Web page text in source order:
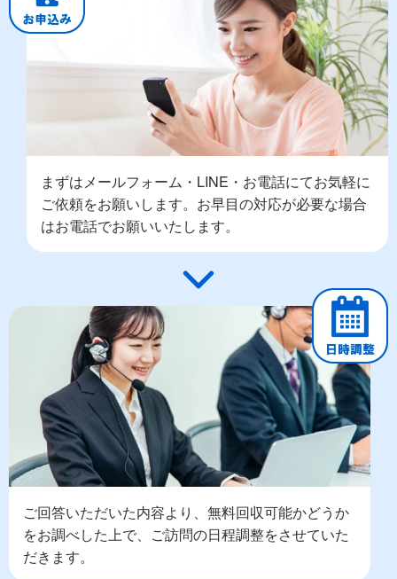
まずはメールフォーム・LINE・お電話にてお気軽に
ご依頼をお願いします。お早目の対応が必要な場合
はお電話でお願いいたします。
ご回答いただいた内容より、無料回収可能かどうか
をお調べした上で、ご訪問の日程調整をさせていた
だきます。